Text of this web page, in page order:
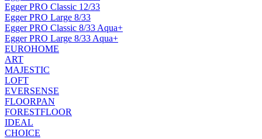
Egger PRO Classic 12/33
Egger PRO Large 8/33
Egger PRO Classic 8/33 Aqua+
Egger PRO Large 8/33 Aqua+
EUROHOME
ART
MAJESTIC
LOFT
EVERSENSE
FLOORPAN
FORESTFLOOR
IDEAL
CHOICE